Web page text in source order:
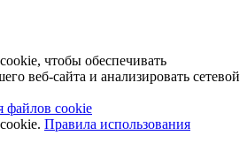
чтобы обеспечивать
веб-сайта и анализировать сетевой
файлов cookie
Правила использования